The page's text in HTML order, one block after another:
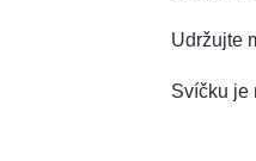
Udržujte
Svíčku je